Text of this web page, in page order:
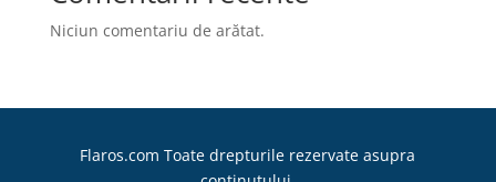
Niciun comentariu de arătat.
Flaros.com Toate drepturile rezervate asupra